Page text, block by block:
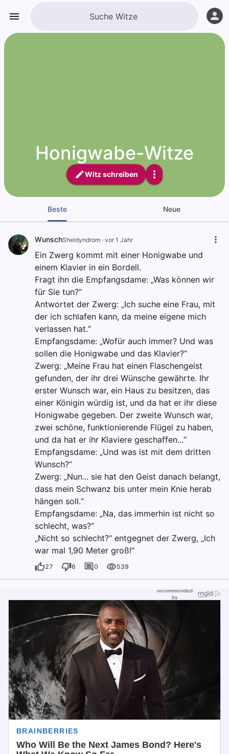
Honigwabe-Witze
Witz schreiben
Beste Neue
WunschSheldyndrom · vor 1 Jahr
Ein Zwerg kommt mit einer Honigwabe und
einem Klavier in ein Bordell.
Fragt ihn die Empfangsdame: „Was können wir
für Sie tun?“
Antwortet der Zwerg: „Ich suche eine Frau, mit
der ich schlafen kann, da meine eigene mich
verlassen hat.“
Empfangsdame: „Wofür auch immer? Und was
sollen die Honigwabe und das Klavier?“
Zwerg: „Meine Frau hat einen Flaschengeist
gefunden, der ihr drei Wünsche gewährte. Ihr
erster Wunsch war, ein Haus zu besitzen, das
einer Königin würdig ist, und da hat er ihr diese
Honigwabe gegeben. Der zweite Wunsch war,
zwei schöne, funktionierende Flügel zu haben,
und da hat er ihr Klaviere geschaffen...“
Empfangsdame: „Und was ist mit dem dritten
Wunsch?“
Zwerg: „Nun... sie hat den Geist danach belangt,
dass mein Schwanz bis unter mein Knie herab
hängen soll.“
Empfangsdame: „Na, das immerhin ist nicht so
schlecht, was?“
„Nicht so schlecht?“ entgegnet der Zwerg, „Ich
war mal 1,90 Meter groß!“
27 6 0 539